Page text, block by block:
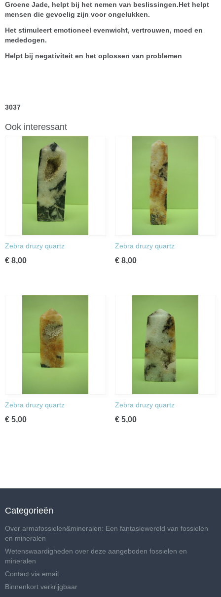
Groene Jade, helpt bij het nemen van beslissingen.Het helpt
mensen die gevoelig zijn voor ongelukken.
Het stimuleert emotioneel evenwicht, vertrouwen, moed en
mededogen.
Helpt bij negativiteit en het oplossen van problemen
3037
Ook interessant
Zebra druzy quartz
€ 8,00
Zebra druzy quartz
€ 8,00
Zebra druzy quartz
€ 5,00
Zebra druzy quartz
€ 5,00
Categorieën
Over armafossielen&mineralen: Een fantasiewereld van fossielen
en mineralen
Wetenswaardigheden over deze aangeboden fossielen en
mineralen
Contact via email .
Binnenkort verkrijgbaar